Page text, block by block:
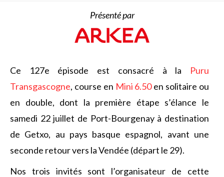
Présenté par
Ce 127e épisode est consacré à la Puru
Transgascogne, course en Mini 6.50en solitaire ou
en double, dont la première étape s’élance le
samedi 22 juillet de Port-Bourgenay à destination
de Getxo, au pays basque espagnol, avant une
seconde retour vers la Vendée (départ le 29).
Nos trois invités sont l’organisateur de cette